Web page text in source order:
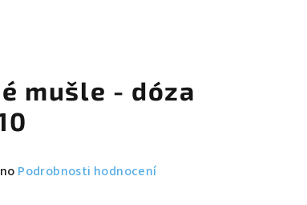
mušle - dóza
Podrobnosti hodnocení